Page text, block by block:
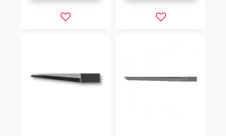
Lägg till i favoriter Lägg till i